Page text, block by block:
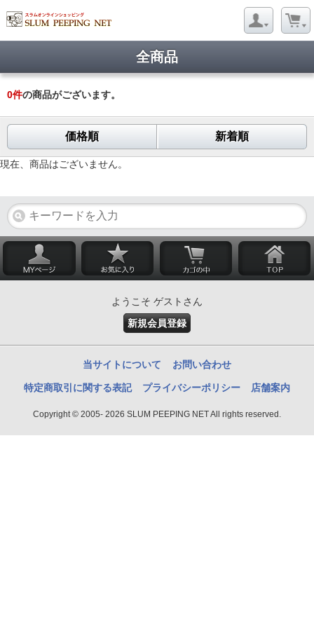
全商品
0件の商品がございます。
価格順 新着順
現在、商品はございません。
ようこそ ゲストさん
新規会員登録
当サイトについて お問い合わせ
特定商取引に関する表記 プライバシーポリシー 店舗案内
Copyright © 2005- 2026 SLUM PEEPING NET All rights reserved.